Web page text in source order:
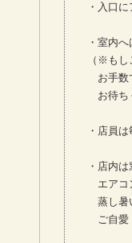
・入口に
・室内へ
（※もし
お手数で
お待ちく
・店員は
・店内は
エアコン
蒸し暑い
ご自愛・